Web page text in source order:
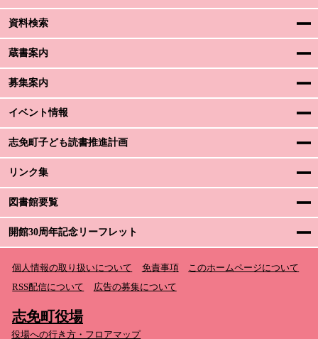
資料検索
蔵書案内
募集案内
イベント情報
志免町子ども読書推進計画
リンク集
図書館要覧
開館30周年記念リーフレット
個人情報の取り扱いについて 免責事項
このホームページについて
RSS配信について
広告の募集について
志免町役場
役場への行き方・フロアマップ